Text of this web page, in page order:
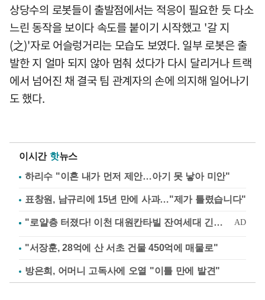
상당수의 로봇들이 출발점에서는 적응이 필요한 듯 다소
느린 동작을 보이다 속도를 붙이기 시작했고 '갈 지
(之)'자로 어슬렁거리는 모습도 보였다. 일부 로봇은 출
발한 지 얼마 되지 않아 멈춰 섰다가 다시 달리거나 트랙
에서 넘어진 채 결국 팀 관계자의 손에 의지해 일어나기
도 했다.
이시간 핫뉴스
하리수 "이혼 내가 먼저 제안…아기 못 낳아 미안"
표창원, 남규리에 15년 만에 사과…"제가 틀렸습니다"
"서장훈, 28억에 산 서초 건물 450억에 매물로"
방은희, 어머니 고독사에 오열 "이틀 만에 발견"